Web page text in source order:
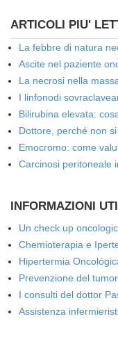
ARTICOLI PIU'
La febbre di natura
Ascite nel paziente
La necrosi nella
I linfonodi
Bilirubina elevata:
Dottore, perché non
Emocromo: come
Carcinosi peritoneale
INFORMAZIONI
Un check up
Chemioterapia e
Hipertermia
Prevenzione del
I consulti del dottor
Assistenza